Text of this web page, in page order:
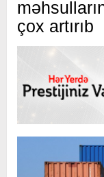
çox artırıb